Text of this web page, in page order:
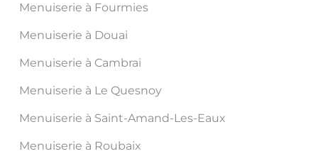
Menuiserie à Fourmies
Menuiserie à Douai
Menuiserie à Cambrai
Menuiserie à Le Quesnoy
Menuiserie à Saint-Amand-Les-Eaux
Menuiserie à Roubaix